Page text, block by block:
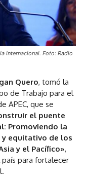
internacional. Foto: Radio
Quero, tomó la
de Trabajo para el
APEC, que se
el puente
Promoviendo la
equitativo de los
y el Pacífico»,
para fortalecer